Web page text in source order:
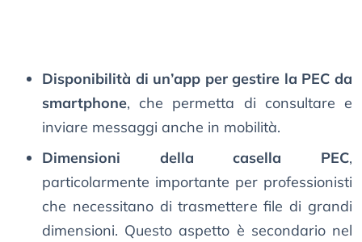
Disponibilità di un’app per gestire la PEC da
smartphone, che permetta di consultare e
inviare messaggi anche in mobilità.
Dimensioni della casella PEC,
particolarmente importante per professionisti
che necessitano di trasmettere file di grandi
dimensioni. Questo aspetto è secondario nel